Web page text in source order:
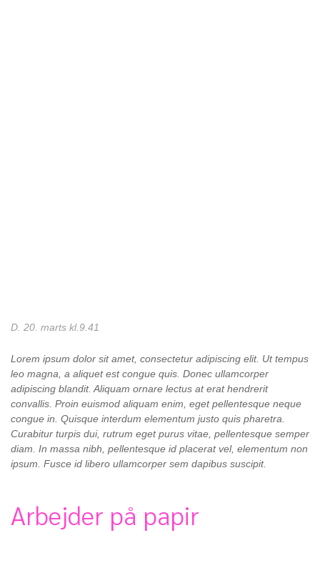
D. 20. marts kl.9.41
Lorem ipsum dolor sit amet, consectetur adipiscing elit. Ut tempus
leo magna, a aliquet est congue quis. Donec ullamcorper
adipiscing blandit. Aliquam ornare lectus at erat hendrerit
convallis. Proin euismod aliquam enim, eget pellentesque neque
congue in. Quisque interdum elementum justo quis pharetra.
Curabitur turpis dui, rutrum eget purus vitae, pellentesque semper
diam. In massa nibh, pellentesque id placerat vel, elementum non
ipsum. Fusce id libero ullamcorper sem dapibus suscipit.
Arbejder på papir